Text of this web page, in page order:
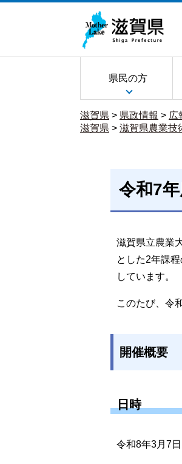
県民の方
滋賀県 > 県政情報 > 広
滋賀県 > 滋賀県農業技
令和7
滋賀県立農業
とした2年課
しています。
このたび、令
開催概要
日時
令和8年3月7